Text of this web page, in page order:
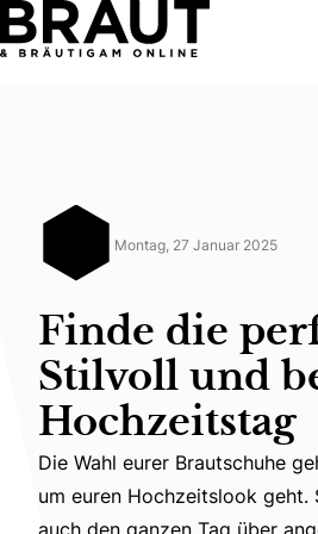
Finde die perfekten Brautschuhe:
Montag, 27 Januar 2025
Finde die
Stilvoll und
Hochzeitstag
Die Wahl eurer Brautschuhe
Die Wahl eurer Brautschuhe
um euren Hochzeitslook geht.